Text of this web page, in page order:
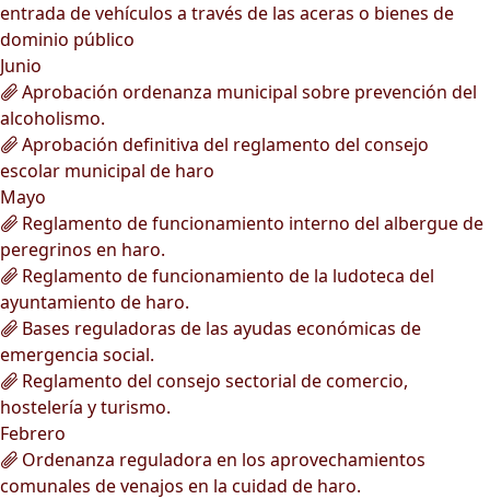
entrada de vehículos a través de las aceras o bienes de
dominio público
Junio
Aprobación ordenanza municipal sobre prevención del
alcoholismo.
Aprobación definitiva del reglamento del consejo
escolar municipal de haro
Mayo
Reglamento de funcionamiento interno del albergue de
peregrinos en haro.
Reglamento de funcionamiento de la ludoteca del
ayuntamiento de haro.
Bases reguladoras de las ayudas económicas de
emergencia social.
Reglamento del consejo sectorial de comercio,
hostelería y turismo.
Febrero
Ordenanza reguladora en los aprovechamientos
comunales de venajos en la cuidad de haro.